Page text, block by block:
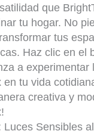
que
tu hogar. No
tus
Haz clic en el
a experimentar
en tu vida
creativa y
Luces Sensibles